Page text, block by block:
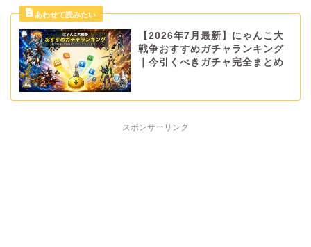
【2026年7月最新】にゃんこ大
戦争おすすめガチャランキング
｜今引くべきガチャ完全まとめ
スポンサーリンク